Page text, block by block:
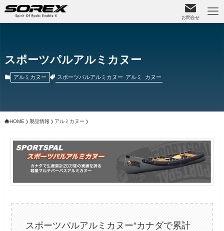
お問合せ
スポーツパルアルミカヌー
アルミカヌー スポーツパルアルミカヌー アルミ カヌー
HOME 製品情報 アルミカヌー
スポーツパルアルミカヌー“カナダで累計